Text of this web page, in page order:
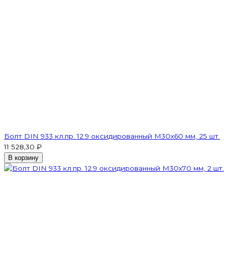
Болт DIN 933 кл.пр. 12.9 оксидированный M30х60 мм, 25 шт.
11 528,30 ₽
В корзину